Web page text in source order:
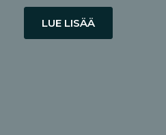
LUE LISÄÄ